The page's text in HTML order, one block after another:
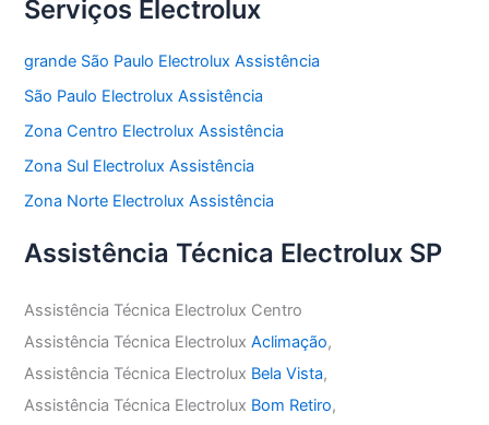
Serviços Electrolux
grande São Paulo Electrolux Assistência
São Paulo Electrolux Assistência
Zona Centro Electrolux Assistência
Zona Sul Electrolux Assistência
Zona Norte Electrolux Assistência
Assistência Técnica Electrolux SP
Assistência Técnica Electrolux Centro
Assistência Técnica ElectroluxAclimação,
Assistência Técnica Electrolux Bela Vista,
Assistência Técnica Electrolux Bom Retiro,